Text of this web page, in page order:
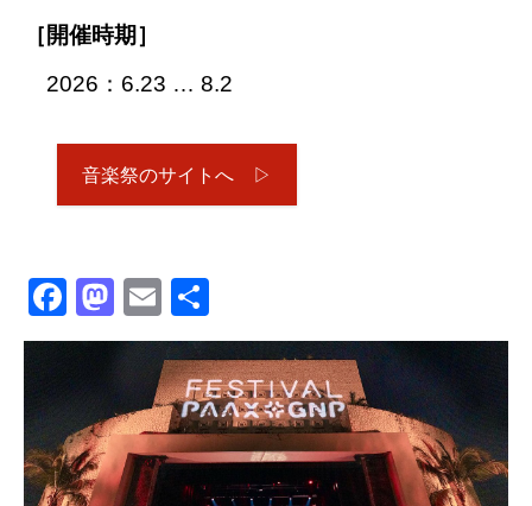
［開催時期］
2026：6.23 … 8.2
音楽祭のサイトへ ▷
Facebook
Mastodon
Email
有